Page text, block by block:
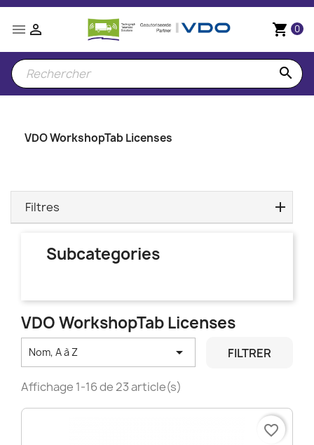
 shopping_cart 0

search
VDO WorkshopTab Licenses
Filtres
Subcategories
VDO WorkshopTab Licenses
Nom, A à Z  FILTRER
Affichage 1-16 de 23 article(s)
favorite_border